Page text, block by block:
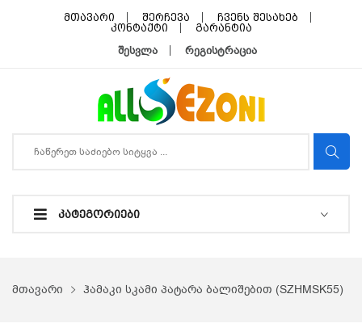
მთავარი შერჩევა
ჩვენს შესახებ
კონტაქტი
გარანტია
შესვლა რეგისტრაცია
ᲙᲐᲢᲔᲒᲝᲠᲘᲔᲑᲘ
მთავარი ჰამაკი სკამი პატარა ბალიშებით (SZHMSK55)